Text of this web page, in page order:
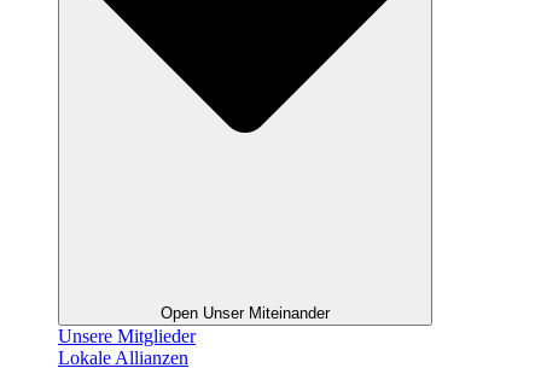
Open Unser Miteinander
Unsere Mitglieder
Lokale Allianzen